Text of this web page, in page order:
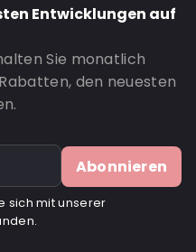
Entwicklungen auf
Sie monatlich
den neuesten
Abonnieren
sich mit unserer